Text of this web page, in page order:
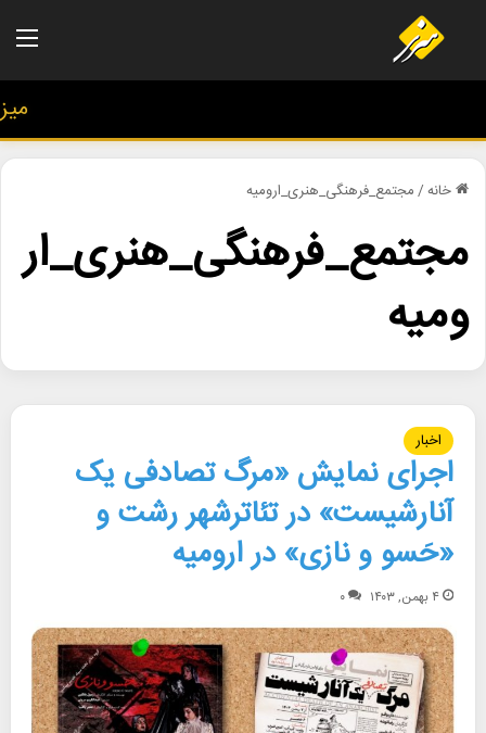
خانه/مجتمع_فرهنگی_هنری_ارومیه
مجتمع_فرهنگی_هنری_ار
ومیه
اخبار
اجرای نمایش «مرگ تصادفی یک
آنارشیست» در تئاترشهر رشت و
«حَسو و نازی» در ارومیه
۴ بهمن, ۱۴۰۳ ۰